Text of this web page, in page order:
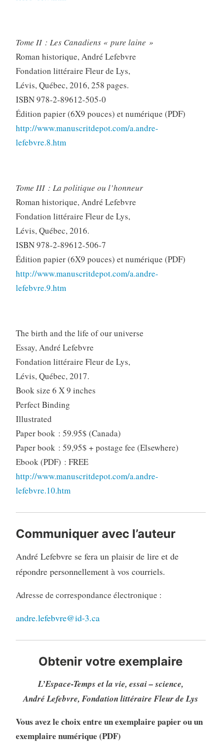
Tome II : Les Canadiens « pure laine »
Roman historique, André Lefebvre
Fondation littéraire Fleur de Lys,
Lévis, Québec, 2016, 258 pages.
ISBN 978-2-89612-505-0
Édition papier (6X9 pouces) et numérique (PDF)
http://www.manuscritdepot.com/a.andre-
lefebvre.8.htm
Tome III : La politique ou l’honneur
Roman historique, André Lefebvre
Fondation littéraire Fleur de Lys,
Lévis, Québec, 2016.
ISBN 978-2-89612-506-7
Édition papier (6X9 pouces) et numérique (PDF)
http://www.manuscritdepot.com/a.andre-
lefebvre.9.htm
The birth and the life of our universe
Essay, André Lefebvre
Fondation littéraire Fleur de Lys,
Lévis, Québec, 2017.
Book size 6 X 9 inches
Perfect Binding
Illustrated
Paper book : 59.95$ (Canada)
Paper book : 59,95$ + postage fee (Elsewhere)
Ebook (PDF) : FREE
http://www.manuscritdepot.com/a.andre-
lefebvre.10.htm
Communiquer avec l’auteur
André Lefebvre se fera un plaisir de lire et de
répondre personnellement à vos courriels.
Adresse de correspondance électronique :
andre.lefebvre@id-3.ca
Obtenir votre exemplaire
L’Espace-Temps et la vie, essai – science,
André Lefebvre, Fondation littéraire Fleur de Lys
Vous avez le choix entre un exemplaire papier ou un
exemplaire numérique (PDF)